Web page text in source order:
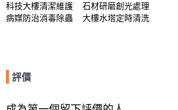
科技大樓清潔維護    石材研磨創光處理
病媒防治消毒除蟲    大樓水塔定時清洗
評價